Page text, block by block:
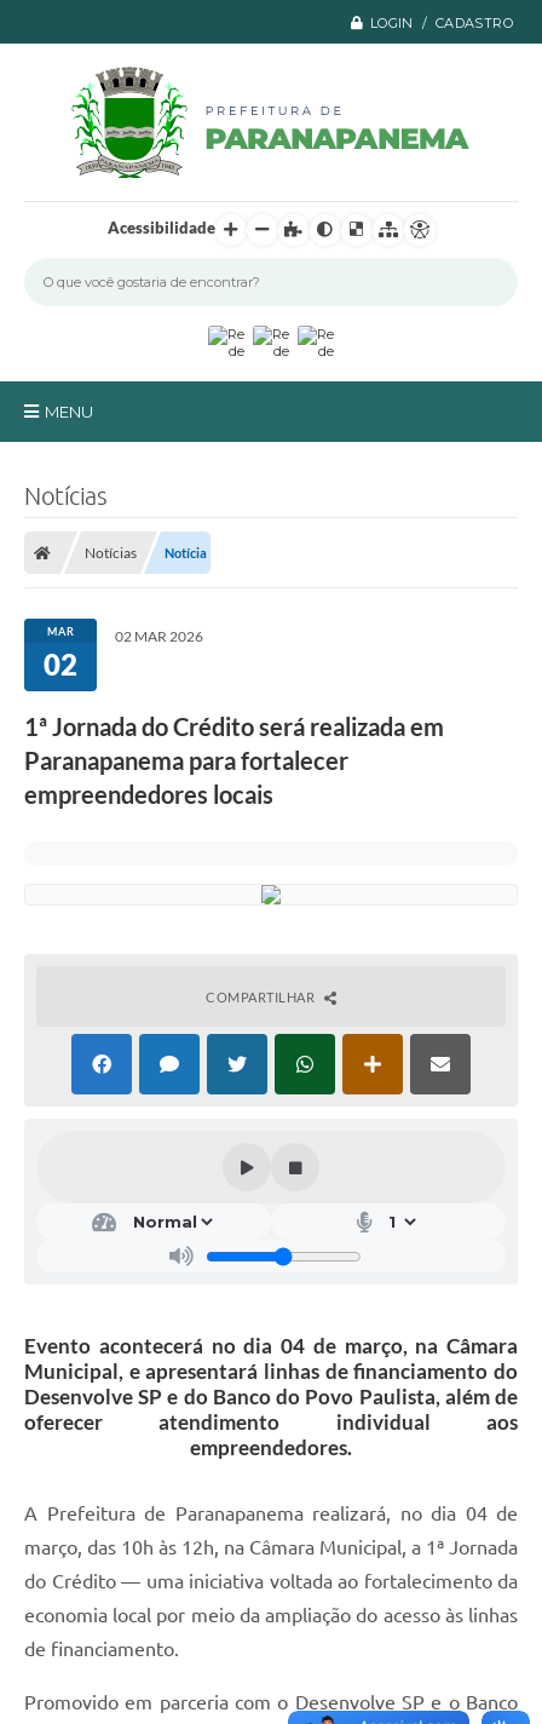
LOGIN / CADASTRO
Acessibilidade
MENU
Transparência
Ouvidoria / SIC
Fale Conosco
Leis Municipais
Diário Oficial
A Nossa Cidade
Notícias
Notícias Notícia
MAR
02
02 MAR 2026
1ª Jornada do Crédito será realizada em
Paranapanema para fortalecer
empreendedores locais
COMPARTILHAR
Evento acontecerá no dia 04 de março, na Câmara
Municipal, e apresentará linhas de financiamento do
Desenvolve SP e do Banco do Povo Paulista, além de
oferecer atendimento individual aos
empreendedores.
A Prefeitura de Paranapanema realizará, no dia 04 de
março, das 10h às 12h, na Câmara Municipal, a 1ª Jornada
do Crédito — uma iniciativa voltada ao fortalecimento da
economia local por meio da ampliação do acesso às linhas
de financiamento.
Promovido em parceria com o Desenvolve SP e o Banco